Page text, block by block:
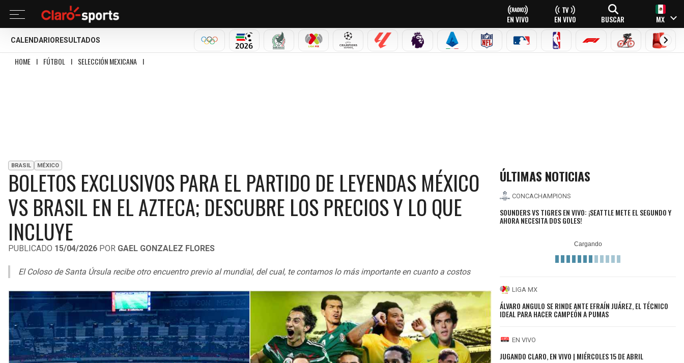
EN VIVO EN VIVO BUSCAR MX
CALENDARIO RESULTADOS
OLÍMPICOSMUNDIAL 2026SELECCIÓN MEXICANA
LIGA MX CHAMPIONS LEAGUE
LALIGA PREMIER LEAGUE
SERIE A NFL MLB NBA FÓRMULA 1CICLISMOBOXEO
HOME I FÚTBOL I SELECCIÓN MEXICANA I
BRASIL MÉXICO
BOLETOS EXCLUSIVOS PARA EL PARTIDO DE LEYENDAS MÉXICO
VS BRASIL EN EL AZTECA; DESCUBRE LOS PRECIOS Y LO QUE
INCLUYE
PUBLICADO 15/04/2026 POR GAEL GONZALEZ FLORES
El Coloso de Santa Úrsula recibe otro encuentro previo al mundial, del cual, te contamos lo más importante en cuanto a costos
ÚLTIMAS NOTICIAS
CONCACHAMPIONS
SOUNDERS VS TIGRES EN VIVO: ¡SEATTLE METE EL SEGUNDO Y
AHORA NECESITA DOS GOLES!
LIGA MX
ÁLVARO ANGULO SE RINDE ANTE EFRAÍN JUÁREZ, EL TÉCNICO
IDEAL PARA HACER CAMPEÓN A PUMAS
EN VIVO
JUGANDO CLARO, EN VIVO | MIÉRCOLES 15 DE ABRIL